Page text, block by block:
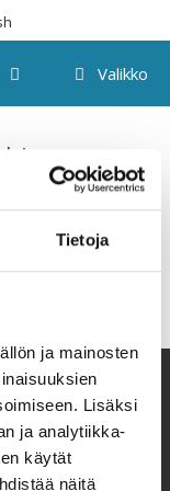
Tietoja
ja mainosten
Lisäksi
ja analytiikka-
käytät
näitä
Valikko